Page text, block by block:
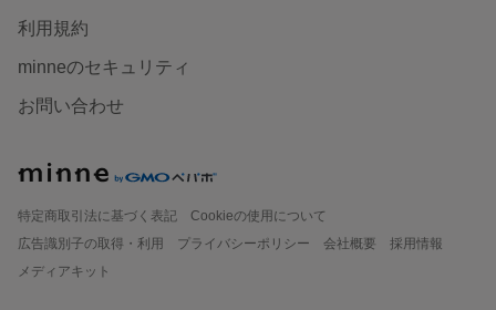
利用規約
minneのセキュリティ
お問い合わせ
特定商取引法に基づく表記
Cookieの使用について
広告識別子の取得・利用
プライバシーポリシー 会社概要
採用情報
メディアキット